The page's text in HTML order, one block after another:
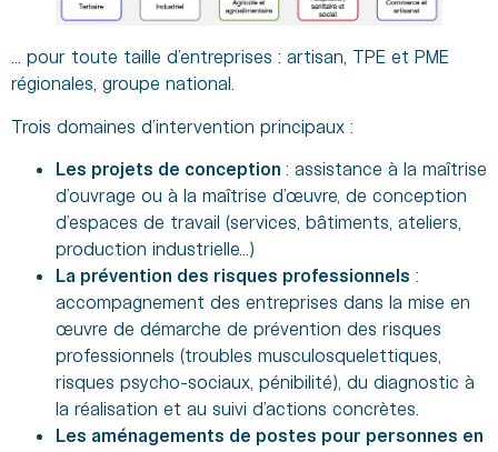
… pour toute taille d’entreprises : artisan, TPE et PME
régionales, groupe national.
Trois domaines d’intervention principaux :
Les projets de conception : assistance à la maîtrise
d’ouvrage ou à la maîtrise d’œuvre, de conception
d’espaces de travail (services, bâtiments, ateliers,
production industrielle…)
La prévention des risques professionnels :
accompagnement des entreprises dans la mise en
œuvre de démarche de prévention des risques
professionnels (troubles musculosquelettiques,
risques psycho-sociaux, pénibilité), du diagnostic à
la réalisation et au suivi d’actions concrètes.
Les aménagements de postes pour personnes en